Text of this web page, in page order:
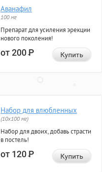
Аванафил
100 мг
Препарат для усиления эрекции
нового поколения!
от 200Р Купить
Набор для влюбленных
(10х100 мг)
Набор для двоих, добавь страсти
в постель!
от 120Р Купить